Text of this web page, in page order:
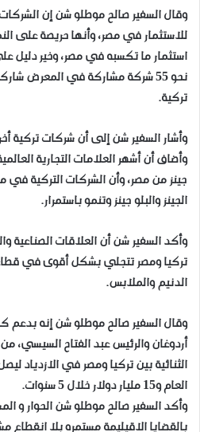
وقال السفير صالح موطلو شن إن
للاستثمار في مصر، وأنها حريصة على
نحو 55 شركة مشاركة في
تركية.
وأشار السفير شن إلى أن شركات تركية
وأضاف أن أشهر العلامات التجارية
جينز من مصر، وأن الشركات التركية في
الجينز والبلو جينز وتنمو باستمرار.
وأكد السفير شن أن العلاقات الصناعية
تركيا ومصر تتجلي بشكل أقوى في
الدنيم والملابس.
وقال السفير صالح موطلو شن إنه
أردوغان والرئيس عبد الفتاح السيسي،
العام و15 مليار دولار خلال 5 سنوات.
وأكد السفير صالح موطلو شن الحوار و
بالقضايا الاقيليمة مستمره بلا